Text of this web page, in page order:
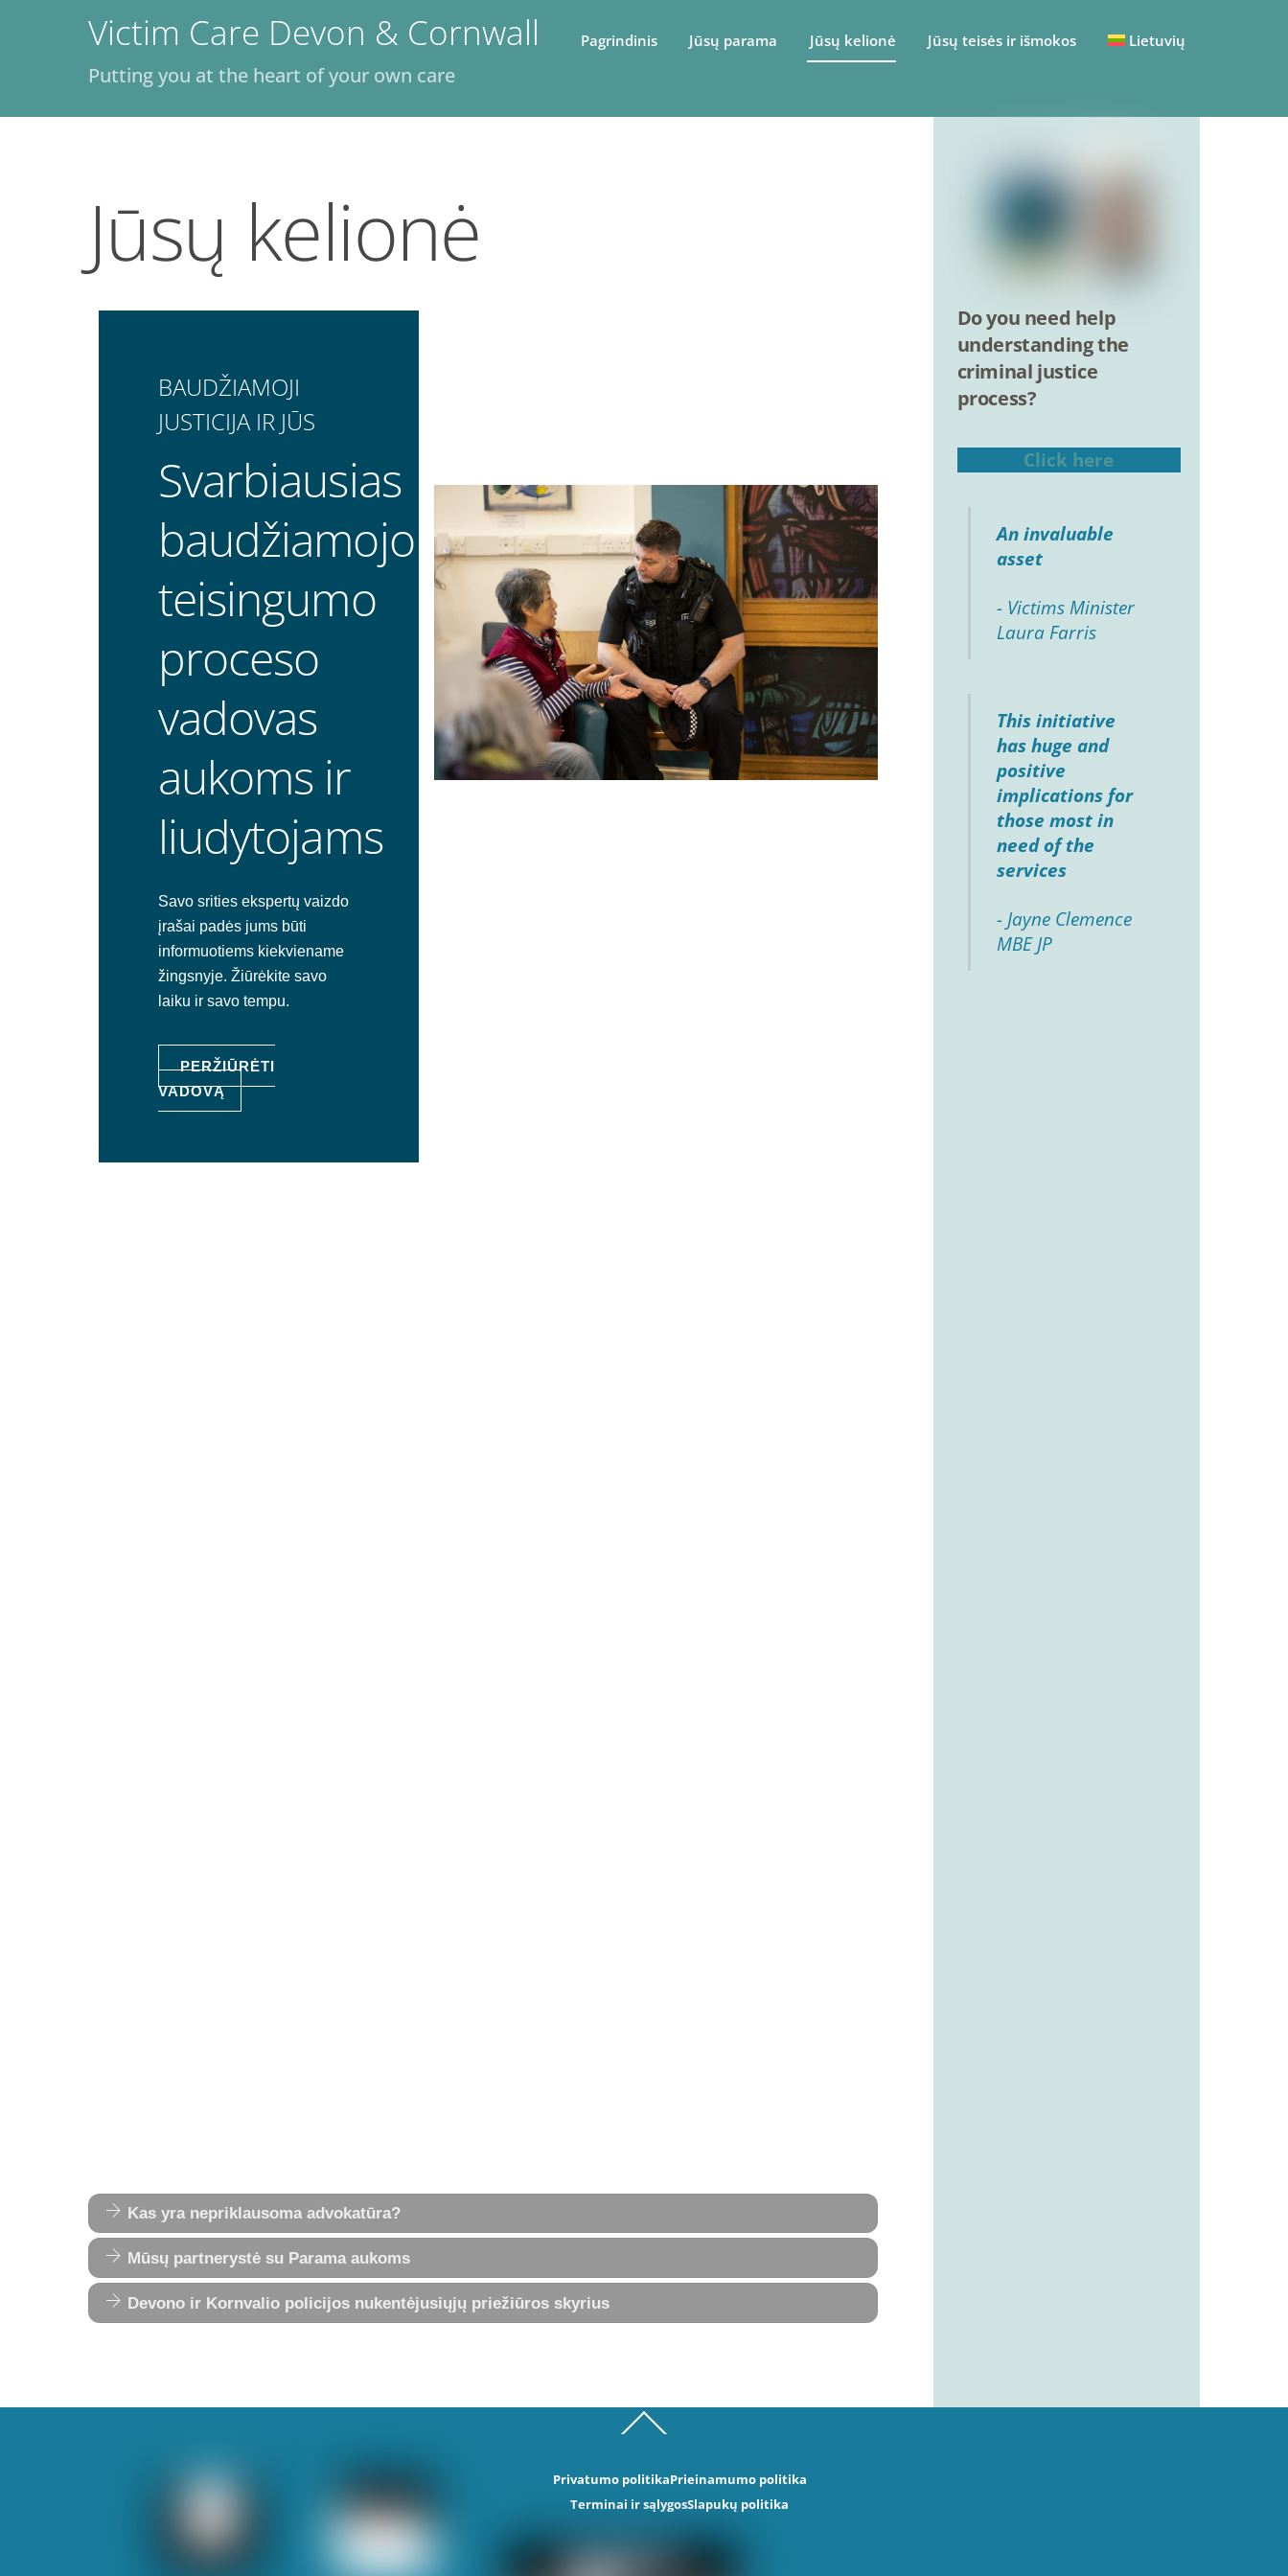
Victim Care Devon & Cornwall
Putting you at the heart of your own care
Pagrindinis Jūsų parama Jūsų kelionė Jūsų teisės ir išmokos Lietuvių
Jūsų kelionė
BAUDŽIAMOJI
JUSTICIJA IR JŪS
Svarbiausias
baudžiamojo
teisingumo
proceso
vadovas
aukoms ir
liudytojams
Savo srities ekspertų vaizdo
įrašai padės jums būti
informuotiems kiekviename
žingsnyje. Žiūrėkite savo
laiku ir savo tempu.
PERŽIŪRĖTI
VADOVĄ
Kas yra nepriklausoma advokatūra?
Mūsų partnerystė su Parama aukoms
Devono ir Kornvalio policijos nukentėjusiųjų priežiūros skyrius
Do you need help
understanding the
criminal justice
process?
Click here
An invaluable
asset
- Victims Minister
Laura Farris
This initiative
has huge and
positive
implications for
those most in
need of the
services
- Jayne Clemence
MBE JP
To
Privatumo politikaPrieinamumo politika
Terminai ir sąlygosSlapukų politika